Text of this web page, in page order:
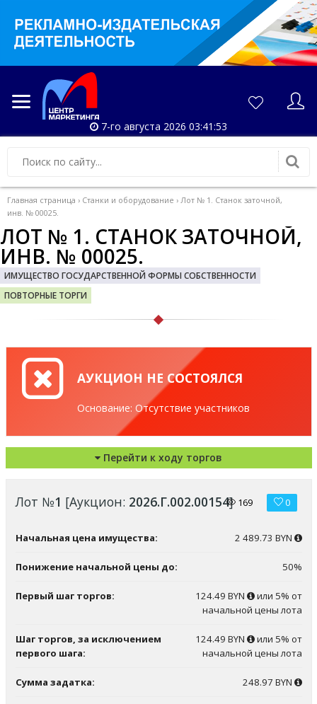
7-го августа 2026 03:41:54
Главная страница › Станки и оборудование › Лот № 1. Станок заточной,
инв. № 00025.
ЛОТ № 1. СТАНОК ЗАТОЧНОЙ,
ИНВ. № 00025.
ИМУЩЕСТВО ГОСУДАРСТВЕННОЙ ФОРМЫ СОБСТВЕННОСТИ
ПОВТОРНЫЕ ТОРГИ
АУКЦИОН НЕ СОСТОЯЛСЯ
Основание: Отсутствие участников
Перейти к ходу торгов
Лот №1 [Аукцион: 2026.Г.002.00154] 169 0
Начальная цена имущества: 2 489.73 BYN
Понижение начальной цены до: 50%
Первый шаг торгов: 124.49 BYN
или 5% от
начальной цены лота
Шаг торгов, за исключением
первого шага:
124.49 BYN
или 5% от
начальной цены лота
Сумма задатка: 248.97 BYN